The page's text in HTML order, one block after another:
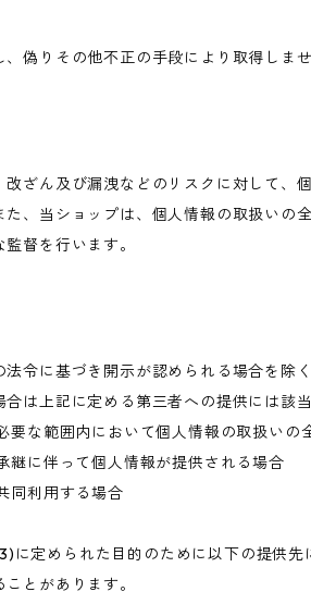
偽りその他不正の手段により取得しませ
ざん及び漏洩などのリスクに対して、
、当ショップは、個人情報の取扱い
督を行います。
令に基づき開示が認められる場合を除
は上記に定める第三者への提供には該当
要な範囲内において個人情報の取扱い
継に伴って個人情報が提供される場合
同利用する場合
に定められた目的のために以下の提供
とがあります。